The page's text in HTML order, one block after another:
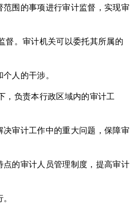
围的事项进行审计监督，实现审
督。审计机关可以委托其所属的
人的干涉。
，负责本行政区域内的审计工
审计工作中的重大问题，保障审
的审计人员管理制度，提高审计